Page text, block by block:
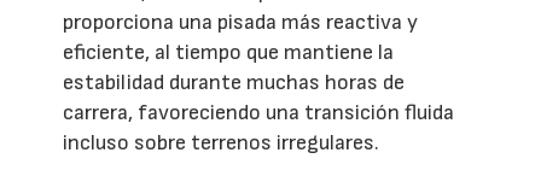
proporciona una pisada más reactiva y
eficiente, al tiempo que mantiene la
estabilidad durante muchas horas de
carrera, favoreciendo una transición fluida
incluso sobre terrenos irregulares.